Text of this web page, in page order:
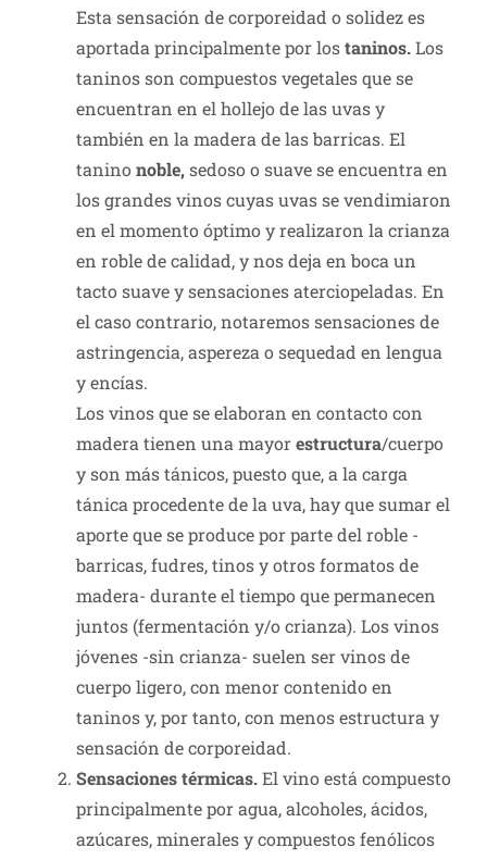
Esta sensación de corporeidad o solidez es
aportada principalmente por lostaninos.Los
taninos son compuestos vegetales que se
encuentran en el hollejo de las uvas y
también en la madera de las barricas. El
taninonoble, sedoso o suave se encuentra en
los grandes vinos cuyas uvas se vendimiaron
en el momento óptimo y realizaron la crianza
en roble de calidad, y nos deja en boca un
tacto suave y sensaciones aterciopeladas. En
el caso contrario, notaremos sensaciones de
astringencia, aspereza o sequedad en lengua
y encías.
Los vinos que se elaboran en contacto con
madera tienen una mayorestructura/cuerpo
y son más tánicos, puesto que, a la carga
tánica procedente de la uva, hay que sumar el
aporte que se produce por parte del roble -
barricas, fudres, tinos y otros formatos de
madera- durante el tiempo que permanecen
juntos (fermentación y/o crianza). Los vinos
jóvenes -sin crianza- suelen ser vinos de
cuerpo ligero, con menor contenido en
taninos y, por tanto, con menos estructura y
sensación de corporeidad.
Sensaciones térmicas.El vino está compuesto
principalmente por agua, alcoholes, ácidos,
azúcares, minerales y compuestos fenólicos